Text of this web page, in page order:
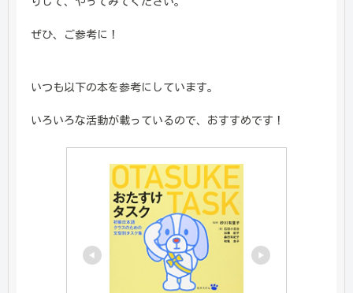
ぜひ、ご参考に！
いつも以下の本を参考にしています。
いろいろな活動が載っているので、おすすめです！